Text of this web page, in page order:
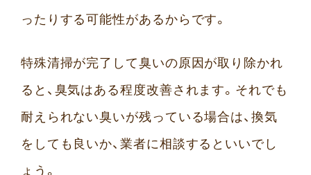
ったりする可能性があるからです。
特殊清掃が完了して臭いの原因が取り除かれ
ると、臭気はある程度改善されます。それでも
耐えられない臭いが残っている場合は、換気
をしても良いか、業者に相談するといいでし
ょう。